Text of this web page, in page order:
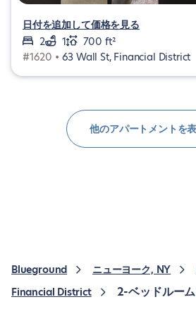
日付を追加して価格を見る
2
1
700 ft²
#1620 • 63 Wall St, Financial District
他のアパートメントを
Blueground ニューヨーク, NY
Financial District
2-ベッドルー